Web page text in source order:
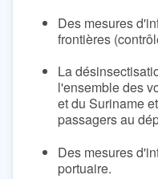
Des mesures
frontières
La
l'ensemble des
et du Suriname
passagers au
Des mesures
portuaire.